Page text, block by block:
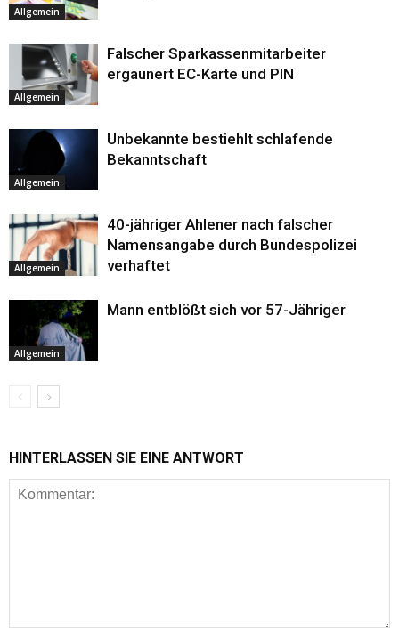
Allgemein
Allgemein
Falscher Sparkassenmitarbeiter
ergaunert EC-Karte und PIN
Allgemein
Unbekannte bestiehlt schlafende
Bekanntschaft
Allgemein
40-jähriger Ahlener nach falscher
Namensangabe durch Bundespolizei
verhaftet
Allgemein
Mann entblößt sich vor 57-Jähriger
HINTERLASSEN SIE EINE ANTWORT